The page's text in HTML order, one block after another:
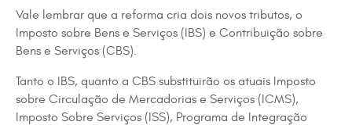
Vale lembrar que a reforma cria dois novos tributos, o
Imposto sobre Bens e Serviços (IBS) e Contribuição sobre
Bens e Serviços (CBS).
Tanto o IBS, quanto a CBS substituirão os atuais Imposto
sobre Circulação de Mercadorias e Serviços (ICMS),
Imposto Sobre Serviços (ISS), Programa de Integração